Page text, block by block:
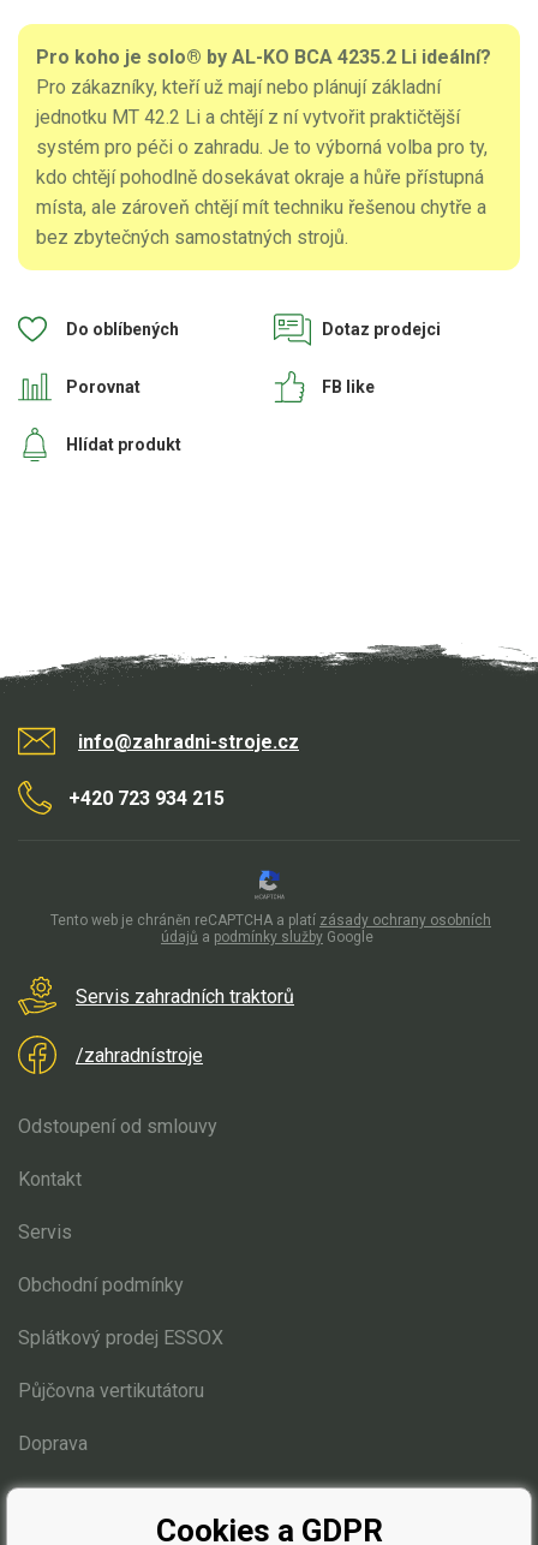
Pro koho je solo® by AL-KO BCA 4235.2 Li ideální?
Pro zákazníky, kteří už mají nebo plánují základní
jednotku MT 42.2 Li a chtějí z ní vytvořit praktičtější
systém pro péči o zahradu. Je to výborná volba pro ty,
kdo chtějí pohodlně dosekávat okraje a hůře přístupná
místa, ale zároveň chtějí mít techniku řešenou chytře a
bez zbytečných samostatných strojů.
Do oblíbených
Porovnat
Dotaz prodejci
Hlídat produkt
FB like
info@zahradni-stroje.cz
+420 723 934 215
Servis zahradních traktorů
/zahradnístroje
Odstoupení od smlouvy
Kontakt
Servis
Obchodní podmínky
Splátkový prodej ESSOX
Půjčovna vertikutátoru
Doprava
Tento web je chráněn reCAPTCHA a platí zásady ochrany osobních
údajů a podmínky služby Google
Cookies a GDPR